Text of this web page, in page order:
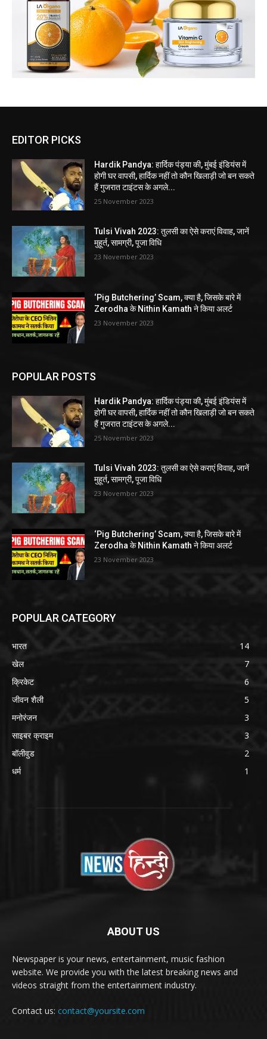
EDITOR PICKS
Hardik Pandya: हार्दिक पंड्या की, मुंबई इंडियंस में
होगी घर वापसी, हार्दिक नहीं तो कौन खिलाड़ी जो बन सकते
हैं गुजरात टाइंटस के अगले...
25 November 2023
Tulsi Vivah 2023: तुलसी का ऐसे कराएं विवाह, जानें
मुहूर्त, सामग्री, पूजा विधि
23 November 2023
‘Pig Butchering’ Scam, क्या है, जिसके बारे में
Zerodha के Nithin Kamath ने किया अलर्ट
23 November 2023
POPULAR POSTS
Hardik Pandya: हार्दिक पंड्या की, मुंबई इंडियंस में
होगी घर वापसी, हार्दिक नहीं तो कौन खिलाड़ी जो बन सकते
हैं गुजरात टाइंटस के अगले...
25 November 2023
Tulsi Vivah 2023: तुलसी का ऐसे कराएं विवाह, जानें
मुहूर्त, सामग्री, पूजा विधि
23 November 2023
‘Pig Butchering’ Scam, क्या है, जिसके बारे में
Zerodha के Nithin Kamath ने किया अलर्ट
23 November 2023
POPULAR CATEGORY
भारत
14
खेल
7
क्रिकेट
6
जीवन शैली
5
मनोरंजन
3
साइबर क्राइम
3
बॉलीवुड
2
धर्म
1
ABOUT US
Newspaper is your news, entertainment, music fashion
website. We provide you with the latest breaking news and
videos straight from the entertainment industry.
Contact us: contact@yoursite.com